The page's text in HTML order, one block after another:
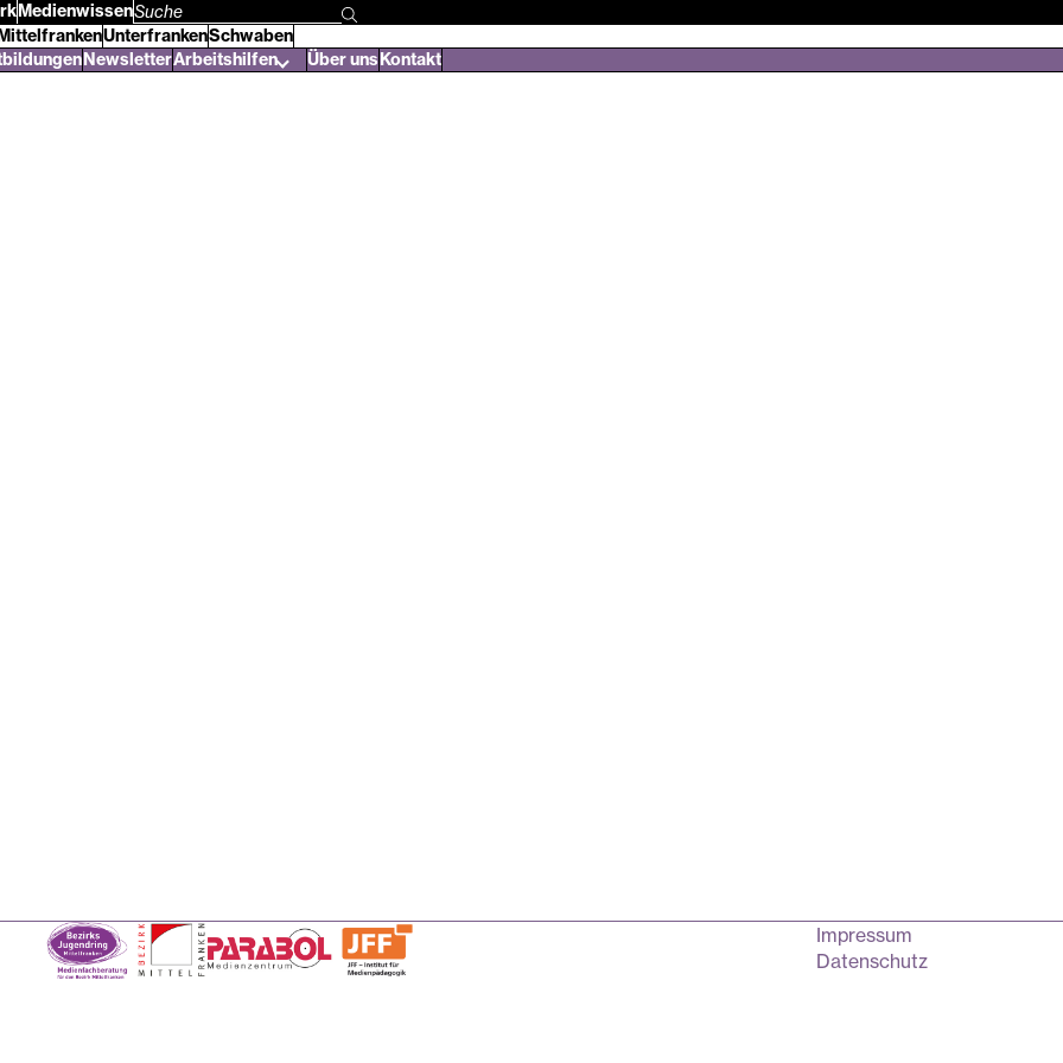
Medienwissen
Suchbegriff
eingeben
UnterfrankenSchwaben
NewsletterArbeitshilfen Über unsKontakt
Impressum
Datenschutz